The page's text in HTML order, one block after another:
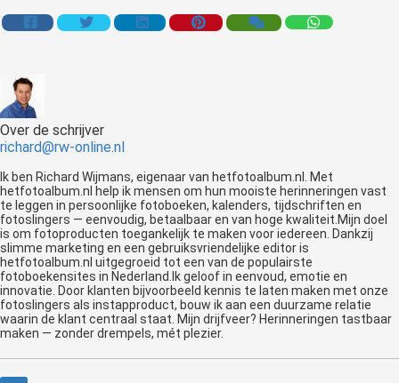
Over de schrijver
richard@rw-online.nl
Ik ben Richard Wijmans, eigenaar van hetfotoalbum.nl. Met
hetfotoalbum.nl help ik mensen om hun mooiste herinneringen vast
te leggen in persoonlijke fotoboeken, kalenders, tijdschriften en
fotoslingers — eenvoudig, betaalbaar en van hoge kwaliteit.Mijn doel
is om fotoproducten toegankelijk te maken voor iedereen. Dankzij
slimme marketing en een gebruiksvriendelijke editor is
hetfotoalbum.nl uitgegroeid tot een van de populairste
fotoboekensites in Nederland.Ik geloof in eenvoud, emotie en
innovatie. Door klanten bijvoorbeeld kennis te laten maken met onze
fotoslingers als instapproduct, bouw ik aan een duurzame relatie
waarin de klant centraal staat. Mijn drijfveer? Herinneringen tastbaar
maken — zonder drempels, mét plezier.